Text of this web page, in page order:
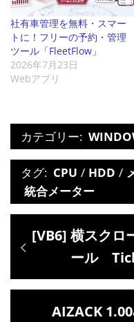
社有車管理を無料・スマー
トに！フリーの予約・管理
ツール「FleetFlow」
2026年7月23日
Webアプリ
カテゴリー:
タグ: CPU / HDD /
統合メーター
稿
ビ
過
の
[VB6] 横スクロ
ール
次
AIZACK